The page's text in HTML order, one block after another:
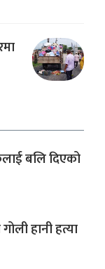
बलि दिएको
हानी हत्या